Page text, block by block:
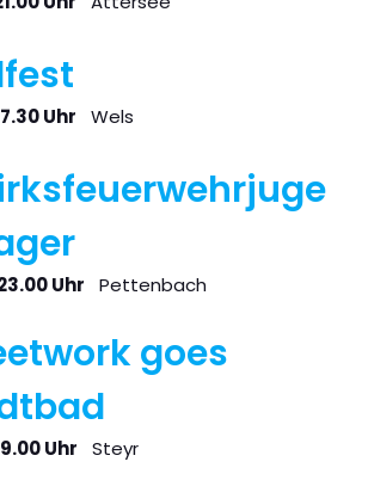
Uhr Wels
Uhr Pettenbach
goes
Uhr
Steyr